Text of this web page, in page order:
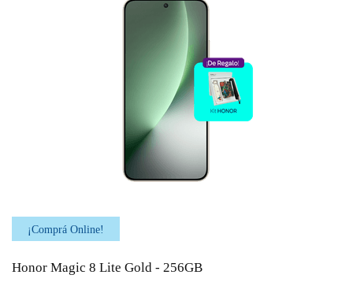
¡Comprá Online!
Honor Magic 8 Lite Gold - 256GB